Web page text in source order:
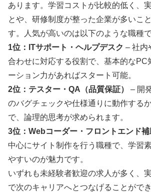
あります。学習コストが比較的低く、
とや、研修制度が整った企業が多いこ
す。人気が高いのは以下のような職種で
1位：ITサポート・ヘルプデスク – 社内
合わせに対応する役割で、基本的なPC
ーション力があればスタート可能。
2位：テスター・QA（品質保証）
– 開
のバグチェックや仕様通りに動作する
で、論理的思考が求められます。
3位：Webコーダー・フロントエンド補
中心にサイト制作を行う職種で、学習
やすいのが魅力です。
いずれも未経験者歓迎の求人が多く、
で次のキャリアへとつなげることができ